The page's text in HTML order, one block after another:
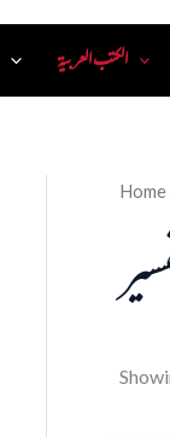
الكتب العربية
Home